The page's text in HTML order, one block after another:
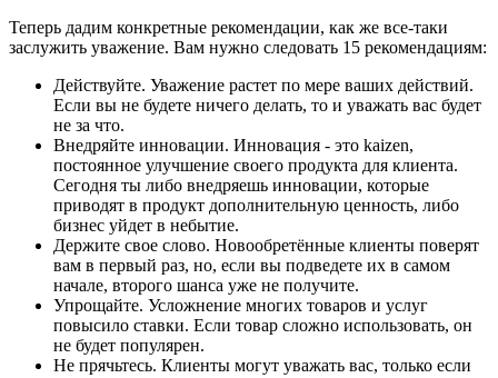
Теперь дадим конкретные рекомендации, как же все-таки
заслужить уважение. Вам нужно следовать 15 рекомендациям:
Действуйте. Уважение растет по мере ваших действий.
Если вы не будете ничего делать, то и уважать вас будет
не за что.
Внедряйте инновации. Инновация - это kaizen,
постоянное улучшение своего продукта для клиента.
Сегодня ты либо внедряешь инновации, которые
приводят в продукт дополнительную ценность, либо
бизнес уйдет в небытие.
Держите свое слово. Новообретённые клиенты поверят
вам в первый раз, но, если вы подведете их в самом
начале, второго шанса уже не получите.
Упрощайте. Усложнение многих товаров и услуг
повысило ставки. Если товар сложно использовать, он
не будет популярен.
Не прячьтесь. Клиенты могут уважать вас, только если